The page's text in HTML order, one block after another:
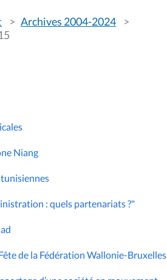
Archives 2004-2024
Niang
: quels partenariats ?"
de la Fédération Wallonie-Bruxelles